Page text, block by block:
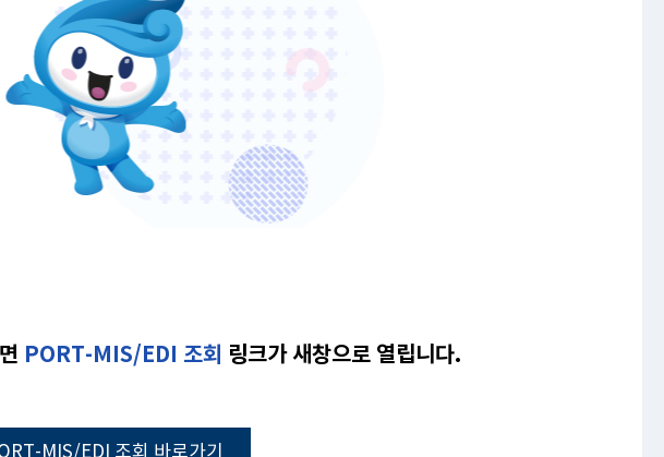
PORT-MIS/EDI 조회 링크가 새창으로 열립니다.
MIS/EDI 조회 바로가기